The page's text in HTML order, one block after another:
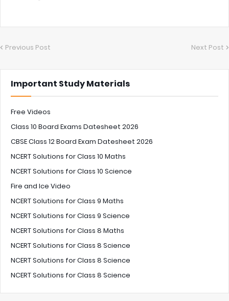
Previous Post Next Post
Important Study Materials
Free Videos
Class 10 Board Exams Datesheet 2026
CBSE Class 12 Board Exam Datesheet 2026
NCERT Solutions for Class 10 Maths
NCERT Solutions for Class 10 Science
Fire and Ice Video
NCERT Solutions for Class 9 Maths
NCERT Solutions for Class 9 Science
NCERT Solutions for Class 8 Maths
NCERT Solutions for Class 8 Science
NCERT Solutions for Class 8 Science
NCERT Solutions for Class 8 Science